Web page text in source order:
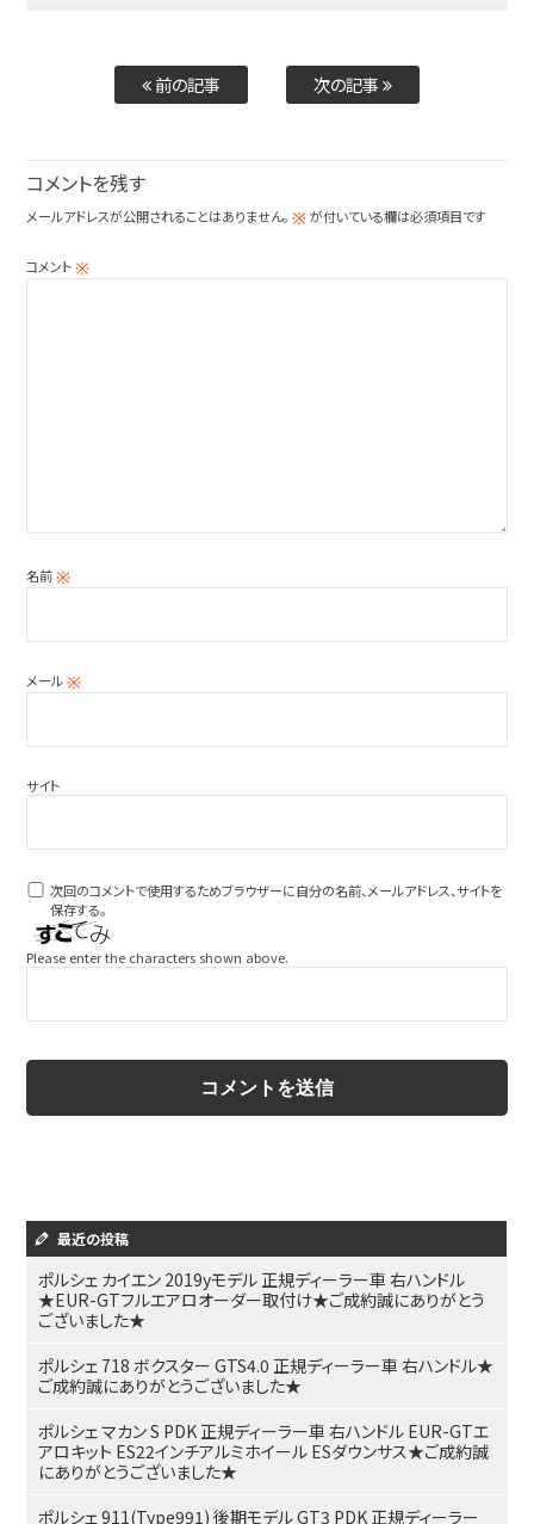
前の記事 次の記事
コメントを残す
メールアドレスが公開されることはありません。 ※が付いている欄は必須項目です
コメント※
名前※
メール※
サイト
次回のコメントで使用するためブラウザーに自分の名前、メールアドレス、サイトを
保存する。
Please enter the characters shown above.
最近の投稿
ポルシェ カイエン 2019yモデル 正規ディーラー車 右ハンドル
★EUR-GTフルエアロオーダー取付け★ご成約誠にありがとう
ございました★
ポルシェ 718 ボクスター GTS4.0 正規ディーラー車 右ハンドル★
ご成約誠にありがとうございました★
ポルシェ マカン S PDK 正規ディーラー車 右ハンドル EUR-GTエ
アロキット ES22インチアルミホイール ESダウンサス★ご成約誠
にありがとうございました★
ポルシェ 911(Type991) 後期モデル GT3 PDK 正規ディーラー